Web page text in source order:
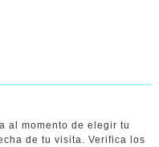
al momento de elegir tu
de tu visita. Verifica los